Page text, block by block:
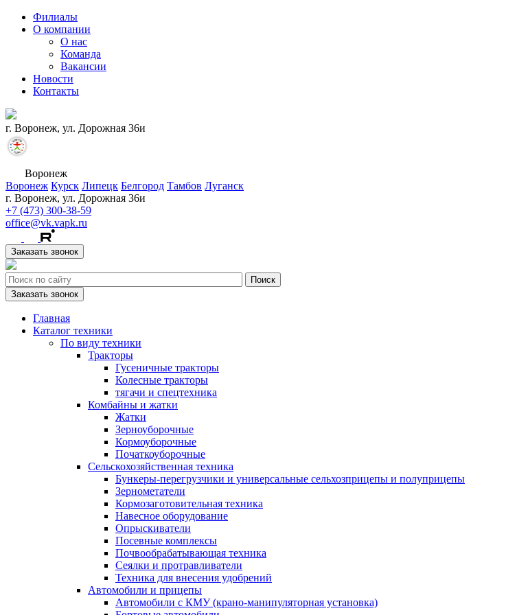
Филиалы
О компании
О нас
Команда
Вакансии
Новости
Контакты
г. Воронеж, ул. Дорожная 36и
Воронеж
Воронеж Курск Липецк Белгород Тамбов Луганск
г. Воронеж, ул. Дорожная 36и
+7 (473) 300-38-59
office@vk.vapk.ru
Заказать звонок
Заказать звонок
Главная
Каталог техники
По виду техники
Тракторы
Гусеничные тракторы
Колесные тракторы
тягачи и спецтехника
Комбайны и жатки
Жатки
Зерноуборочные
Кормоуборочные
Початкоуборочные
Сельскохозяйственная техника
Бункеры-перегрузчики и универсальные сельхозприцепы и полуприцепы
Зернометатели
Кормозаготовительная техника
Навесное оборудование
Опрыскиватели
Посевные комплексы
Почвообрабатывающая техника
Сеялки и протравливатели
Техника для внесения удобрений
Автомобили и прицепы
Автомобили с КМУ (крано-манипуляторная установка)